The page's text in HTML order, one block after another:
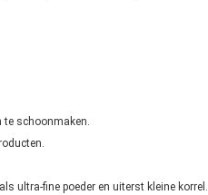
te schoonmaken.
ultra-fine poeder en uiterst kleine korrel.